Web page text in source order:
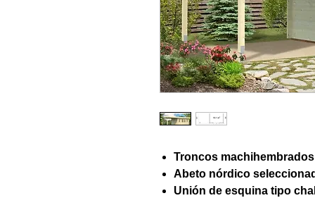
Troncos machihembrados
Abeto nórdico
Unión de esquina tipo